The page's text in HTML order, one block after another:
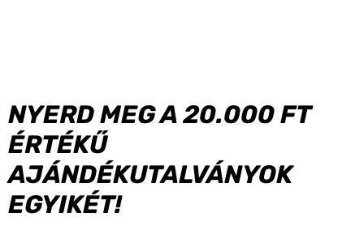
NYERD MEG A 20.000 FT
ÉRTÉKŰ
AJÁNDÉKUTALVÁNYOK
EGYIKÉT!